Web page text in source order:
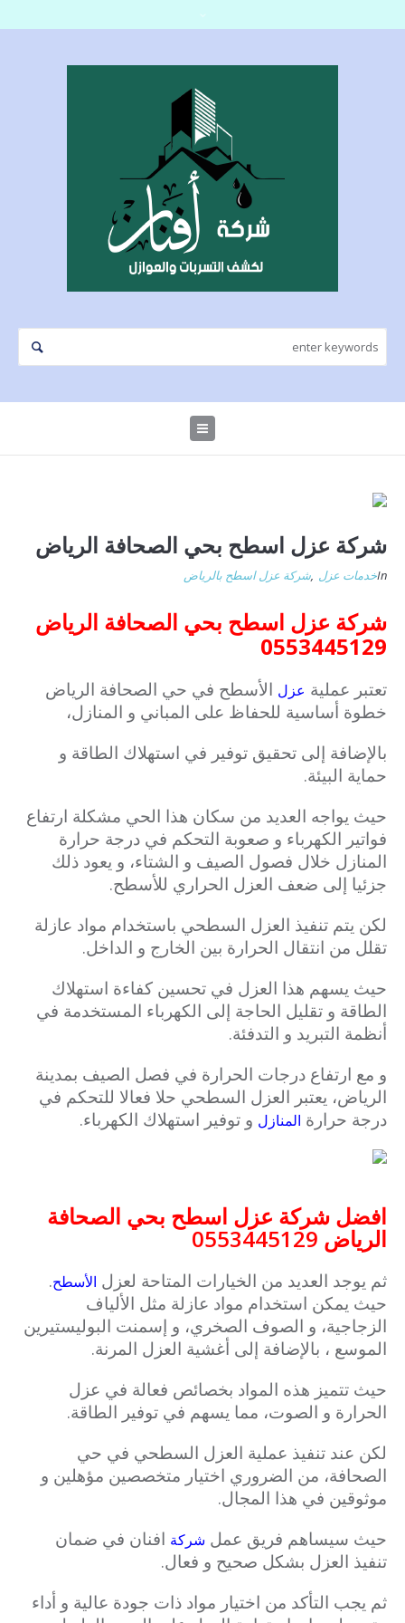
شركة عزل اسطح بحي الصحافة الرياض
Inخدمات عزل ,شركة عزل اسطح بالرياض
شركة عزل اسطح بحي الصحافة الرياض
0553445129
تعتبر عملية عزل الأسطح في حي الصحافة الرياض
خطوة أساسية للحفاظ على المباني و المنازل،
بالإضافة إلى تحقيق توفير في استهلاك الطاقة و
حماية البيئة.
حيث يواجه العديد من سكان هذا الحي مشكلة ارتفاع
فواتير الكهرباء و صعوبة التحكم في درجة حرارة
المنازل خلال فصول الصيف و الشتاء، و يعود ذلك
جزئيا إلى ضعف العزل الحراري للأسطح.
لكن يتم تنفيذ العزل السطحي باستخدام مواد عازلة
تقلل من انتقال الحرارة بين الخارج و الداخل.
حيث يسهم هذا العزل في تحسين كفاءة استهلاك
الطاقة و تقليل الحاجة إلى الكهرباء المستخدمة في
أنظمة التبريد و التدفئة.
و مع ارتفاع درجات الحرارة في فصل الصيف بمدينة
الرياض، يعتبر العزل السطحي حلا فعالا للتحكم في
درجة حرارة المنازل و توفير استهلاك الكهرباء.
افضل شركة عزل اسطح بحي الصحافة
الرياض 0553445129
ثم يوجد العديد من الخيارات المتاحة لعزل الأسطح.
حيث يمكن استخدام مواد عازلة مثل الألياف
الزجاجية، و الصوف الصخري، و إسمنت البوليستيرين
الموسع ، بالإضافة إلى أغشية العزل المرنة.
حيث تتميز هذه المواد بخصائص فعالة في عزل
الحرارة و الصوت، مما يسهم في توفير الطاقة.
لكن عند تنفيذ عملية العزل السطحي في حي
الصحافة، من الضروري اختيار متخصصين مؤهلين و
موثوقين في هذا المجال.
حيث سيساهم فريق عمل شركة افنان في ضمان
تنفيذ العزل بشكل صحيح و فعال.
ثم يجب التأكد من اختيار مواد ذات جودة عالية و أداء